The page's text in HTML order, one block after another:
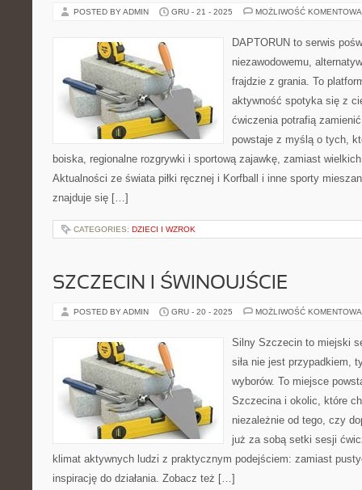
POSTED BY ADMIN GRU - 21 - 2025 MOŻLIWOŚĆ
DAPTORUN to serwis
niezawodowemu,
frajdzie z grania. To
aktywność spotyka się z
ćwiczenia potrafią
powstaje z myślą o tych,
boiska, regionalne rozgrywki i sportową zajawkę, zamiast
Aktualności ze świata piłki ręcznej i Korfball i inne sporty
znajduje się […]
CATEGORIES: DZIECI I WZROK
SZCZECIN I ŚWINOUJŚCIE
POSTED BY ADMIN GRU - 20 - 2025 MOŻLIWOŚĆ
Silny Szczecin to miejski
siła nie jest przypadkiem,
wyborów. To miejsce
Szczecina i okolic, które
niezależnie od tego, czy
już za sobą setki sesji
klimat aktywnych ludzi z praktycznym podejściem: zamiast
inspirację do działania. Zobacz też […]